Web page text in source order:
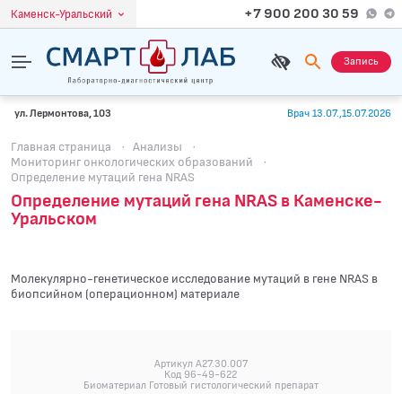
Каменск-Уральский +7 900 200 30 59
Запись
ул. Лермонтова, 103 Врач 13.07.,15.07.2026
Главная страница · Анализы
·
Мониторинг онкологических образований
·
Определение мутаций гена NRAS
Определение мутаций гена NRAS в Каменске-
Уральском
Молекулярно-генетическое исследование мутаций в гене NRAS в
биопсийном (операционном) материале
Артикул A27.30.007
Код 96-49-622
Биоматериал Готовый гистологический препарат